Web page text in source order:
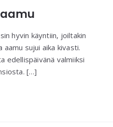
hyvin käyntiin, joiltakin
sujui aika kivasti.
edellispäivänä valmiiksi
[…]